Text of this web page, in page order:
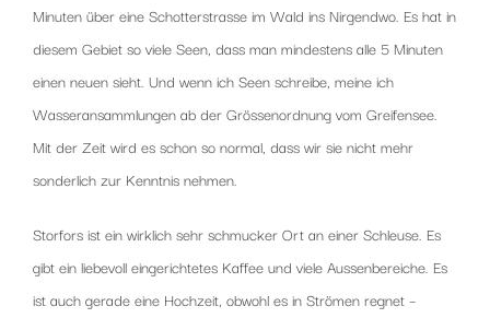
Minuten über eine Schotterstrasse im Wald ins Nirgendwo. Es hat in
diesem Gebiet so viele Seen, dass man mindestens alle 5 Minuten
einen neuen sieht. Und wenn ich Seen schreibe, meine ich
Wasseransammlungen ab der Grössenordnung vom Greifensee.
Mit der Zeit wird es schon so normal, dass wir sie nicht mehr
sonderlich zur Kenntnis nehmen.
Storfors ist ein wirklich sehr schmucker Ort an einer Schleuse. Es
gibt ein liebevoll eingerichtetes Kaffee und viele Aussenbereiche. Es
ist auch gerade eine Hochzeit, obwohl es in Strömen regnet –